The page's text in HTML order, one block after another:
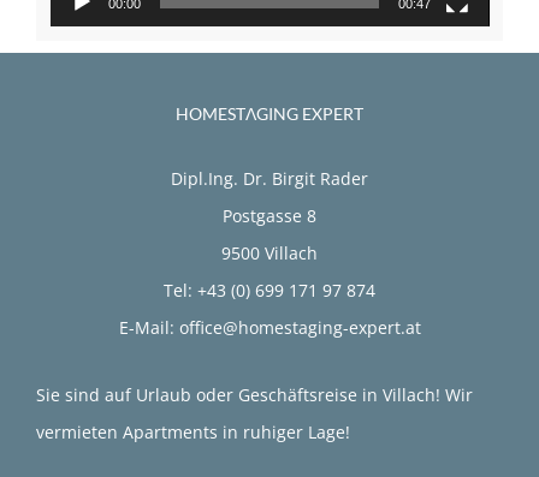
00:00 00:47
HOMESTΛGING EXPERT
Dipl.Ing. Dr. Birgit Rader
Postgasse 8
9500 Villach
Tel: +43 (0) 699 171 97 874
E-Mail: office@homestaging-expert.at
Sie sind auf Urlaub oder Geschäftsreise in Villach! Wir
vermieten Apartments in ruhiger Lage!